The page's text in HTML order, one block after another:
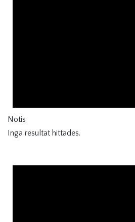
Notis
Inga resultat hittades.